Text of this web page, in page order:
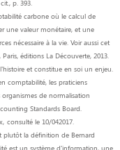
p. 393.
carbone où le calcul de
une valeur monétaire, et une
nécessaire à la vie. Voir aussi cet
éditions La Découverte, 2013.
et constitue en soi un enjeu.
comptabilité, les praticiens
organismes de normalisation
Standards Board.
consulté le 10/042017.
plutôt la définition de Bernard
est un système d’information, une